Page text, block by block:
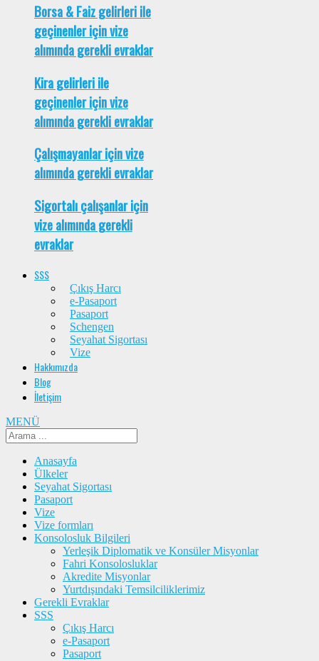
Borsa & Faiz gelirleri ile
geçinenler için vize
alımında gerekli evraklar
Kira gelirleri ile
geçinenler için vize
alımında gerekli evraklar
Çalışmayanlar için vize
alımında gerekli evraklar
Sigortalı çalışanlar için
vize alımında gerekli
evraklar
SSS
Çıkış Harcı
e-Pasaport
Pasaport
Schengen
Seyahat Sigortası
Vize
Hakkımızda
Blog
İletişim
MENÜ
Anasayfa
Ülkeler
Seyahat Sigortası
Pasaport
Vize
Vize formları
Konsolosluk Bilgileri
Yerleşik Diplomatik ve Konsüler Misyonlar
Fahri Konsolosluklar
Akredite Misyonlar
Yurtdışındaki Temsilciliklerimiz
Gerekli Evraklar
SSS
Çıkış Harcı
e-Pasaport
Pasaport